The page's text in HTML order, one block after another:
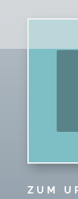
ZUM